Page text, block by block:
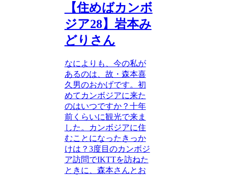
【住めばカンボ
ジア28】岩本み
どりさん
なによりも、今の私が
あるのは、故・森本喜
久男のおかげです。初
めてカンボジアに来た
のはいつですか？十年
前くらいに観光で来ま
した。カンボジアに住
むことになったきっか
けは？3度目のカンボジ
ア訪問でIKTTを訪ねた
ときに、森本さんとお